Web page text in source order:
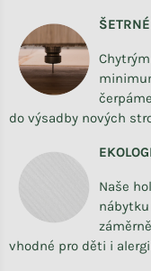
do výsadby nových
Naše
vhodné pro děti i